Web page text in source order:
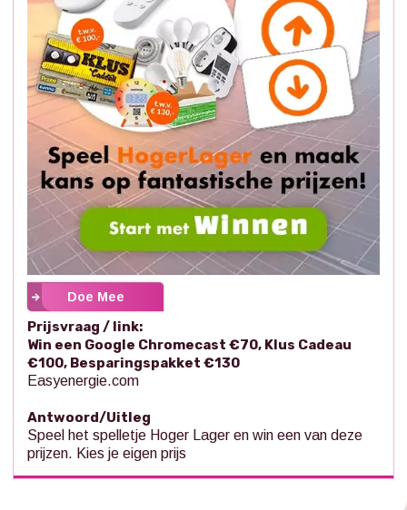
Doe Mee
Prijsvraag / link:
Win een Google Chromecast €70, Klus Cadeau
€100, Besparingspakket €130
Easyenergie.com
Antwoord/Uitleg
Speel het spelletje Hoger Lager en win een van deze
prijzen. Kies je eigen prijs